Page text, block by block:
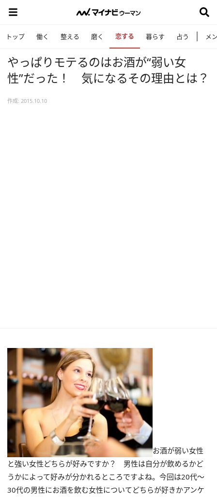
トップ 働く 整える 磨く 恋する 暮らす 占う メ
やっぱりモテるのはお酒が“弱い女
性”だった！ 気になるその理由とは？
作成: 2015.10.10
お酒が弱い女性
と強い女性どちらが好みですか？ 男性は自分が飲めるかど
うかによって好みが分かれるところですよね。今回は20代〜
30代の男性にお酒を飲む女性についてどちらが好きかアンケ